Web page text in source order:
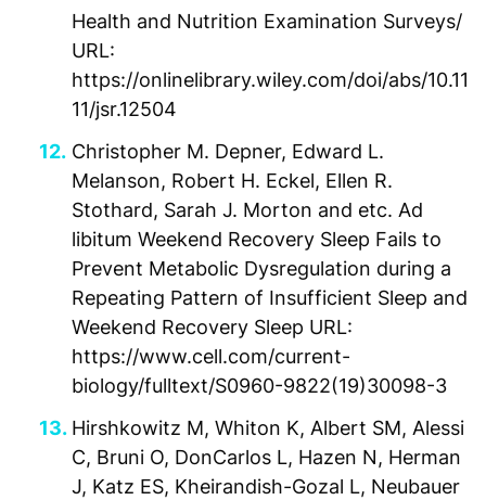
Health and Nutrition Examination Surveys/
URL:
https://onlinelibrary.wiley.com/doi/abs/10.11
11/jsr.12504
Christopher M. Depner, Edward L.
Melanson, Robert H. Eckel, Ellen R.
Stothard, Sarah J. Morton and etc. Ad
libitum Weekend Recovery Sleep Fails to
Prevent Metabolic Dysregulation during a
Repeating Pattern of Insufficient Sleep and
Weekend Recovery Sleep URL:
https://www.cell.com/current-
biology/fulltext/S0960-9822(19)30098-3
Hirshkowitz M, Whiton K, Albert SM, Alessi
C, Bruni O, DonCarlos L, Hazen N, Herman
J, Katz ES, Kheirandish-Gozal L, Neubauer